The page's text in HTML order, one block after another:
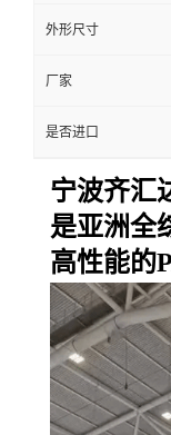
外形尺寸
厂家
是否进口
宁波齐汇
是亚洲全
高性能的